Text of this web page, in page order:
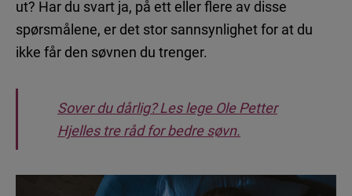
ut? Har du svart ja, på ett eller flere av disse
spørsmålene, er det stor sannsynlighet for at du
ikke får den søvnen du trenger.
Sover du dårlig? Les lege Ole Petter
Hjelles tre råd for bedre søvn.